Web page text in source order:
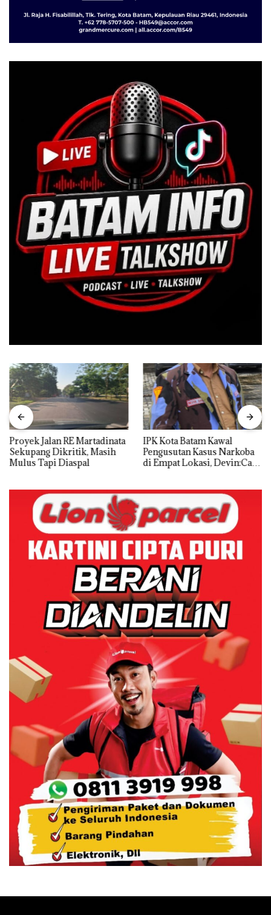
Proyek Jalan RE Martadinata
Sekupang Dikritik, Masih
Mulus Tapi Diaspal
IPK Kota Batam Kawal
Pengusutan Kasus Narkoba
di Empat Lokasi, Devin:Cari